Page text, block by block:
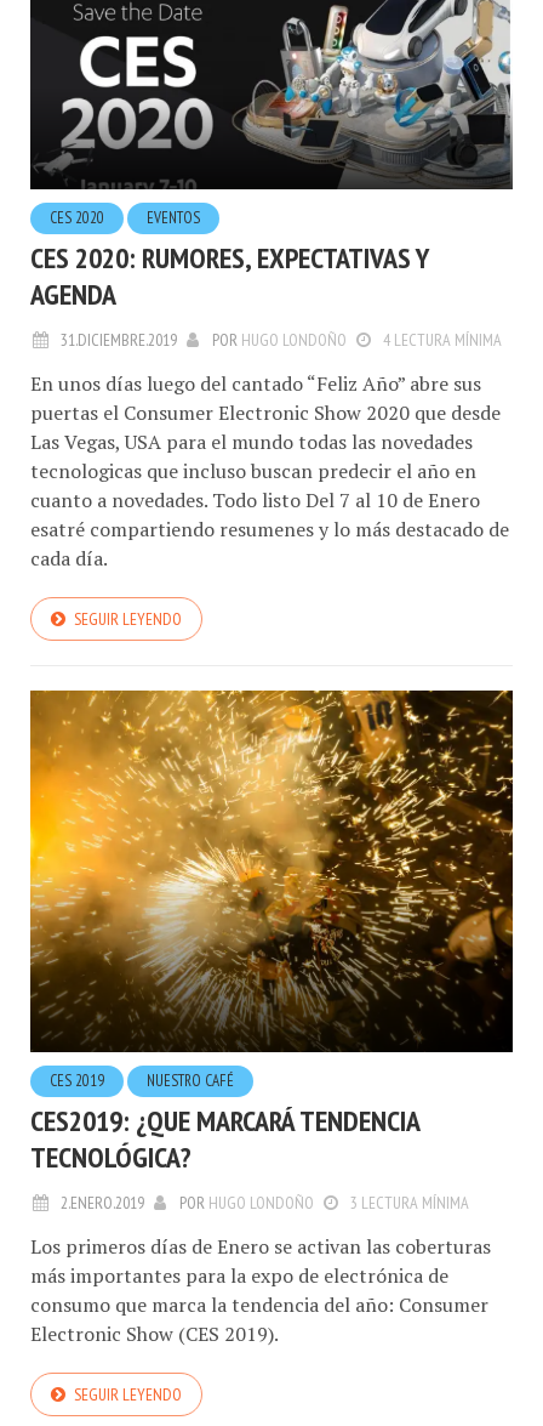
CES 2020 EVENTOS
CES 2020: RUMORES, EXPECTATIVAS Y
AGENDA
31.DICIEMBRE.2019
En unos días luego del cantado “Feliz Año” abre sus
puertas el Consumer Electronic Show 2020 que desde
Las Vegas, USA para el mundo todas las novedades
tecnologicas que incluso buscan predecir el año en
cuanto a novedades. Todo listo Del 7 al 10 de Enero
esatré compartiendo resumenes y lo más destacado de
cada día.
CES 2019 NUESTRO CAFÉ
CES2019: ¿QUE MARCARÁ TENDENCIA
TECNOLÓGICA?
2.ENERO.2019 POR
Los primeros días de Enero se activan las coberturas
más importantes para la expo de electrónica de
consumo que marca la tendencia del año: Consumer
Electronic Show (CES 2019).